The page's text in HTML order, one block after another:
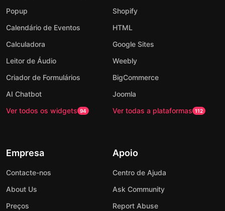
Popup
Calendário de Eventos
Calculadora
Leitor de Áudio
Criador de Formulários
AI Chatbot
Ver todos os widgets 94
Shopify
HTML
Google Sites
Weebly
BigCommerce
Joomla
Ver todas a plataformas 112
Empresa
Contacte-nos
About Us
Preços
Apoio
Centro de Ajuda
Ask Community
Report Abuse